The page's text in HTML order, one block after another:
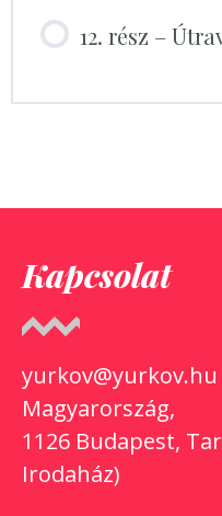
12. rész –
Kapcsolat
yurkov@yurkov.hu
Magyarország,
1126 Budapest,
Irodaház)